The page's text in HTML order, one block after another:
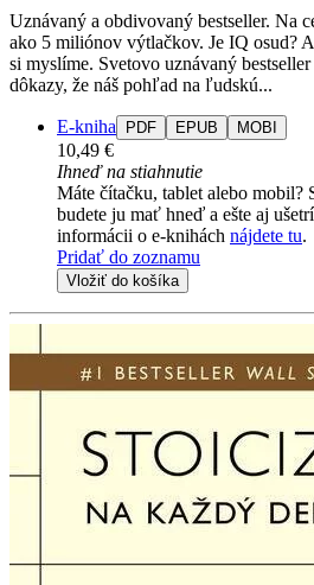
Uznávaný a obdivovaný bestseller. Na
ako 5 miliónov výtlačkov. Je IQ osud?
si myslíme. Svetovo uznávaný
dôkazy, že náš pohľad na ľudskú...
E-kniha PDF EPUB MOBI
10,49 €
Ihneď na stiahnutie
Máte čítačku, tablet alebo mobil?
budete ju mať hneď a ešte aj
informácii o e-knihách nájdete tu.
Pridať do zoznamu
Vložiť do košíka